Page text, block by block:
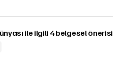
ile ilgili 4 belgesel önerisi